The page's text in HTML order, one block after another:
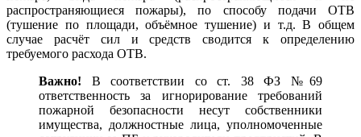
распространяющиеся пожары), по способу подачи ОТВ
(тушение по площади, объёмное тушение) и т.д. В общем
случае расчёт сил и средств сводится к определению
требуемого расхода ОТВ.
Важно! В соответствии со ст. 38 ФЗ №69
ответственность за игнорирование требований
пожарной безопасности несут собственники
имущества, должностные лица, уполномоченные